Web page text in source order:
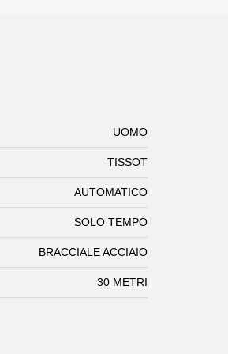
UOMO
TISSOT
AUTOMATICO
SOLO TEMPO
BRACCIALE ACCIAIO
30 METRI